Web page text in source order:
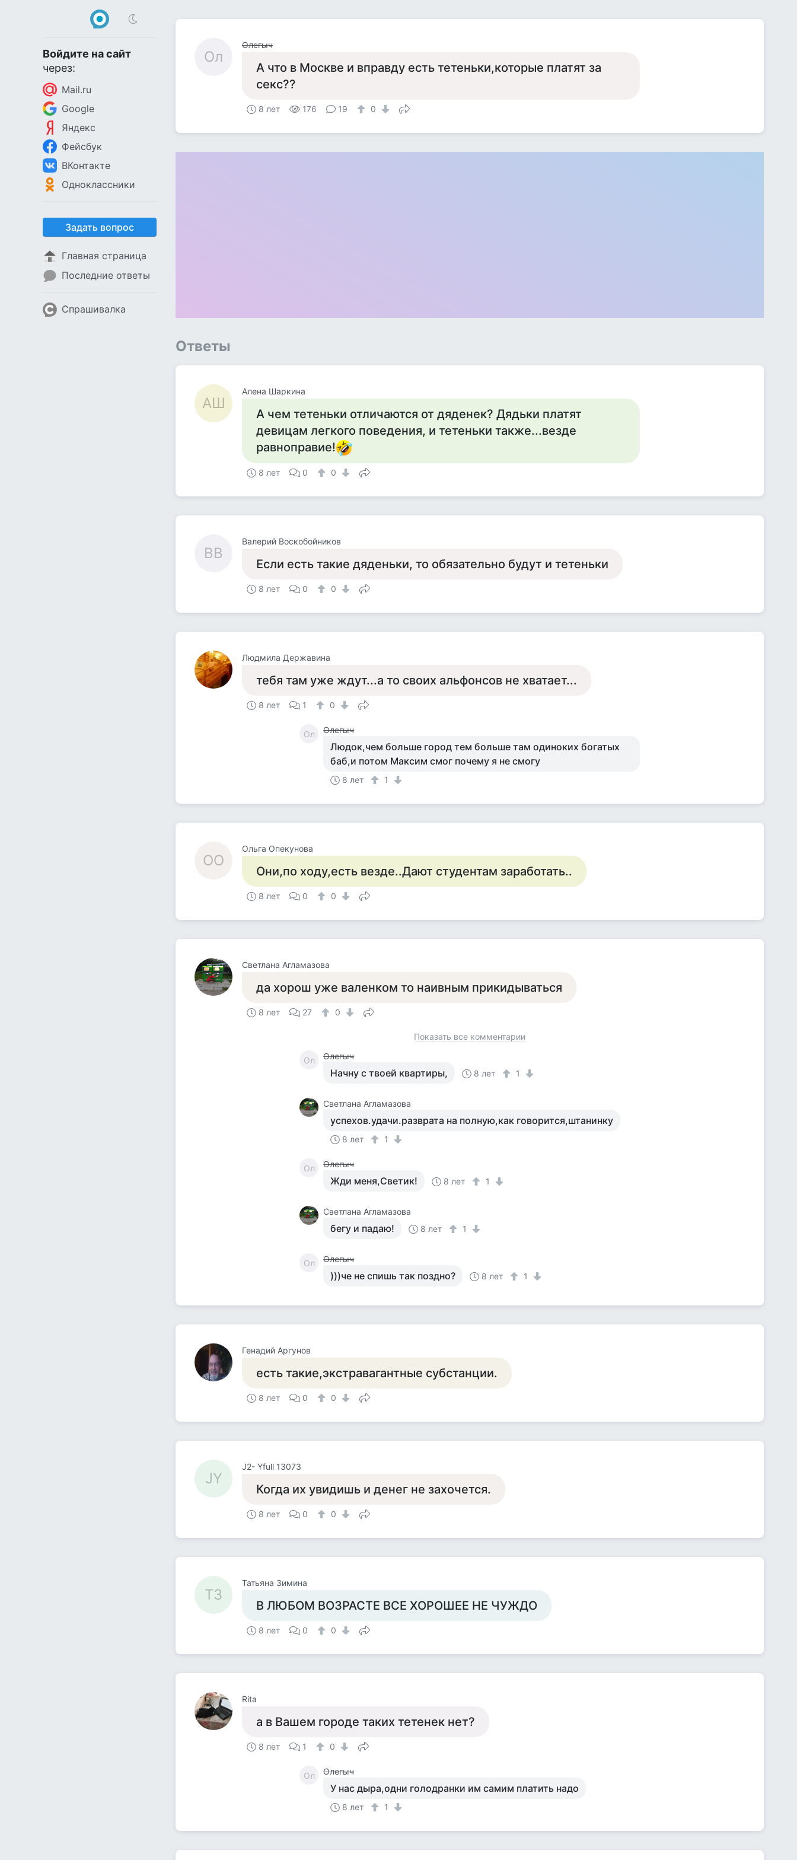
Войдите на сайт
через:
Mail.ru
Google
Яндекс
Фейсбук
ВКонтакте
Одноклассники
Задать вопрос
Главная страница
Последние ответы
Спрашивалка
Ол
Олегыч
А что в Москве и вправду есть тетеньки,которые платят за
секс??
8 лет 176 19 0
Ответы
АШ
Алена Шаркина
А чем тетеньки отличаются от дяденек? Дядьки платят
девицам легкого поведения, и тетеньки также...везде
равноправие!
8 лет 0 0
ВВ
Валерий Воскобойников
Если есть такие дяденьки, то обязательно будут и тетеньки
8 лет 0 0
Людмила Державина
тебя там уже ждут...а то своих альфонсов не хватает...
8 лет 1 0
Ол Олегыч
Людок,чем больше город тем больше там одиноких богатых
баб,и потом Максим смог почему я не смогу
8 лет 1
ОО
Ольга Опекунова
Они,по ходу,есть везде..Дают студентам заработать..
8 лет 0 0
Светлана Агламазова
да хорош уже валенком то наивным прикидываться
8 лет 27 0
Показать все комментарии
Ол Олегыч
Начну с твоей квартиры, 8 лет 1
Светлана Агламазова
успехов.удачи.разврата на полную,как говорится,штанинку
8 лет 1
Ол Олегыч
Жди меня,Светик! 8 лет 1
Светлана Агламазова
бегу и падаю! 8 лет 1
Ол Олегыч
)))че не спишь так поздно? 8 лет 1
Генадий Аргунов
есть такие,экстравагантные субстанции.
8 лет 0 0
JY
J2- Yfull 13073
Когда их увидишь и денег не захочется.
8 лет 0 0
ТЗ
Татьяна Зимина
В ЛЮБОМ ВОЗРАСТЕ ВСЕ ХОРОШЕЕ НЕ ЧУЖДО
8 лет 0 0
Rita
а в Вашем городе таких тетенек нет?
8 лет 1 0
Ол Олегыч
У нас дыра,одни голодранки им самим платить надо
8 лет 1